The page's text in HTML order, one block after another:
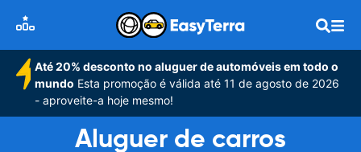
Até 20% desconto no aluguer de automóveis em todo o
mundo Esta promoção é válida até 11 de agosto de 2026
- aproveite-a hoje mesmo!
Aluguer de carros